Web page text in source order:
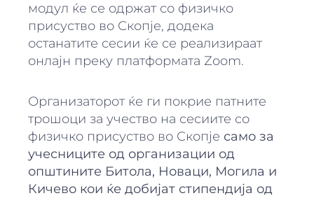
модул ќе се одржат со физичко
присуство во Скопје, додека
останатите сесии ќе се реализираат
онлајн преку платформата Zoom.
Организаторот ќе ги покрие патните
трошоци за учество на сесиите со
физичко присуство во Скопје само за
учесниците од организации од
општините Битола, Новаци, Могила и
Кичево кои ќе добијат стипендија од